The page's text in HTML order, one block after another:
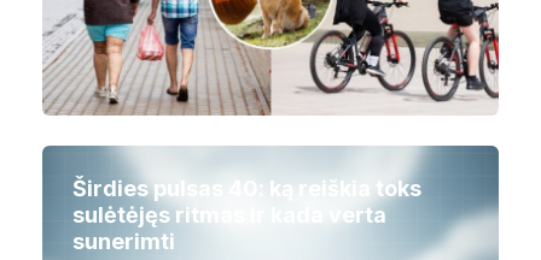
Širdies pulsas 40: ką reiškia toks
sulėtėjęs ritmas ir kada verta
sunerimti